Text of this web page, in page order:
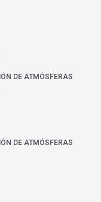
DE ATMÓSFERAS
DE ATMÓSFERAS